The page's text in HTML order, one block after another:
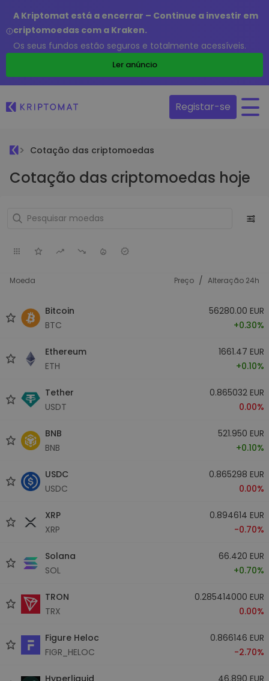
A Kriptomat está a encerrar – Continue a investir em
criptomoedas com a Kraken.
Os seus fundos estão seguros e totalmente acessíveis.
Ler anúncio
Registar-se
Cotação das criptomoedas
Cotação das criptomoedas hoje
Moeda Preço / Alteração 24h
Bitcoin
BTC
56280.00 EUR
+0.30%
Ethereum
ETH
1661.47 EUR
+0.10%
Tether
USDT
0.865032 EUR
0.00%
BNB
BNB
521.950 EUR
+0.10%
USDC
USDC
0.865298 EUR
0.00%
XRP
XRP
0.894614 EUR
-0.70%
Solana
SOL
66.420 EUR
+0.70%
TRON
TRX
0.285414000 EUR
0.00%
Figure Heloc
FIGR_HELOC
0.866146 EUR
-2.70%
Hyperliquid
46.890 EUR